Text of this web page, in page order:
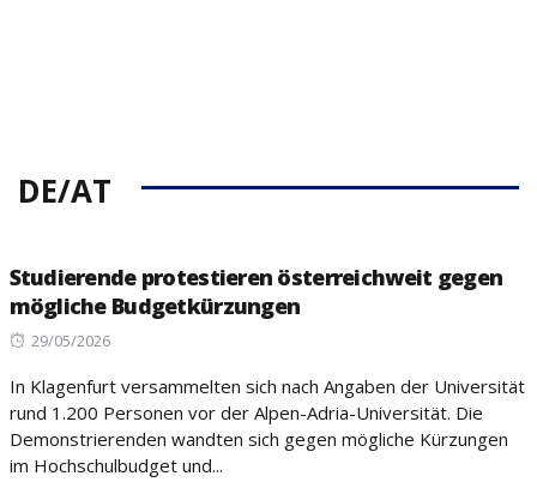
DE/AT
Studierende protestieren österreichweit gegen
mögliche Budgetkürzungen
Posted
29/05/2026
In Klagenfurt versammelten sich nach Angaben der Universität
rund 1.200 Personen vor der Alpen-Adria-Universität. Die
Demonstrierenden wandten sich gegen mögliche Kürzungen
im Hochschulbudget und...